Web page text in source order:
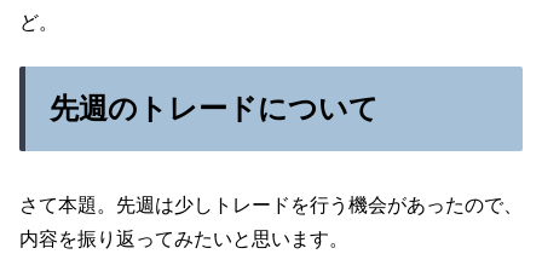
ど。
先週のトレードについて
さて本題。先週は少しトレードを行う機会があったので、
内容を振り返ってみたいと思います。